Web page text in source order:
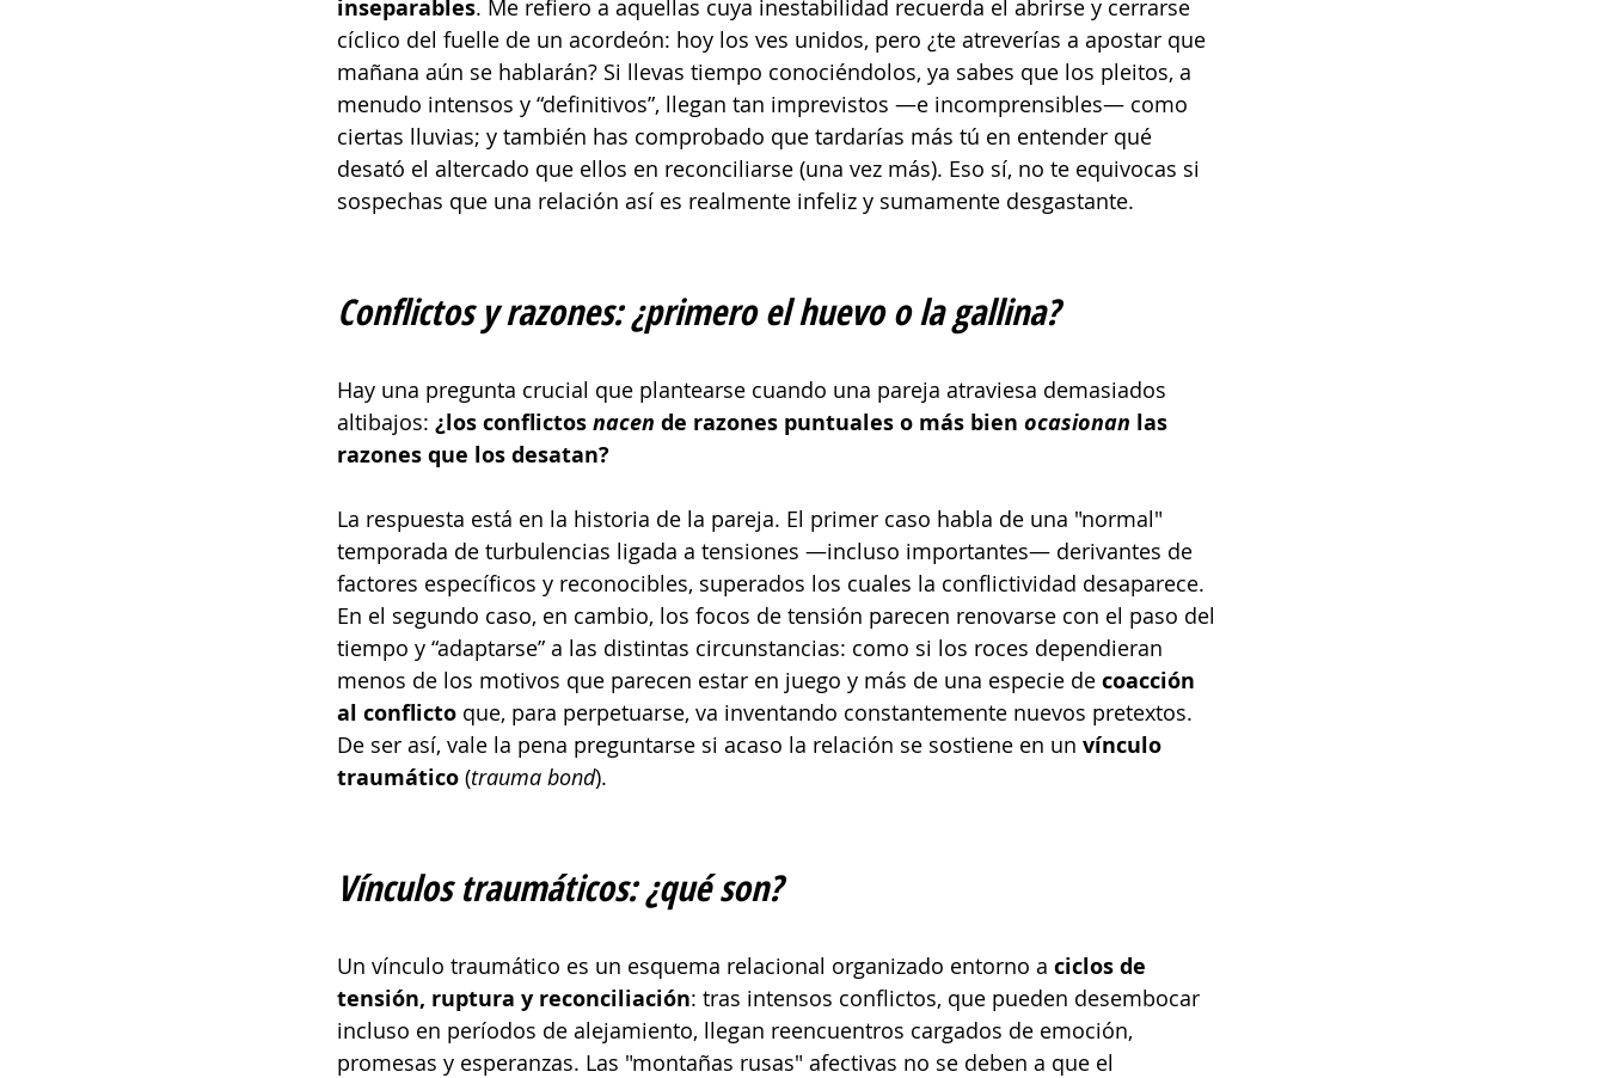
inseparables. Me refiero a aquellas cuya inestabilidad recuerda el abrirse y cerrarse
cíclico del fuelle de un acordeón: hoy los ves unidos, pero ¿te atreverías a apostar que
mañana aún se hablarán? Si llevas tiempo conociéndolos, ya sabes que los pleitos, a
menudo intensos y “definitivos”, llegan tan imprevistos —e incomprensibles— como
ciertas lluvias; y también has comprobado que tardarías más tú en entender qué
desató el altercado que ellos en reconciliarse (una vez más). Eso sí, no te equivocas si
sospechas que una relación así es realmente infeliz y sumamente desgastante.
Conflictos y razones: ¿primero el huevo o la gallina?
Hay una pregunta crucial que plantearse cuando una pareja atraviesa demasiados
altibajos: ¿los conflictos nacen de razones puntuales o más bien ocasionan las
razones que los desatan?
La respuesta está en la historia de la pareja. El primer caso habla de una "normal"
temporada de turbulencias ligada a tensiones —incluso importantes— derivantes de
factores específicos y reconocibles, superados los cuales la conflictividad desaparece.
En el segundo caso, en cambio, los focos de tensión parecen renovarse con el paso del
tiempo y “adaptarse” a las distintas circunstancias: como si los roces dependieran
menos de los motivos que parecen estar en juego y más de una especie de coacción
al conflicto que, para perpetuarse, va inventando constantemente nuevos pretextos.
De ser así, vale la pena preguntarse si acaso la relación se sostiene en un vínculo
traumático (trauma bond).
Vínculos traumáticos: ¿qué son?
Un vínculo traumático es un esquema relacional organizado entorno a ciclos de
tensión, ruptura y reconciliación: tras intensos conflictos, que pueden desembocar
incluso en períodos de alejamiento, llegan reencuentros cargados de emoción,
promesas y esperanzas. Las "montañas rusas" afectivas no se deben a que el